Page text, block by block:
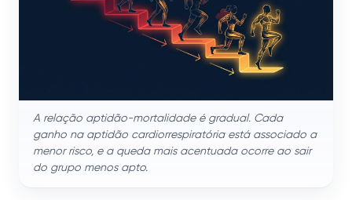
A relação aptidão-mortalidade é gradual. Cada
ganho na aptidão cardiorrespiratória está associado a
menor risco, e a queda mais acentuada ocorre ao sair
do grupo menos apto.